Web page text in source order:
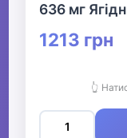
636 мг
1213 грн
👆